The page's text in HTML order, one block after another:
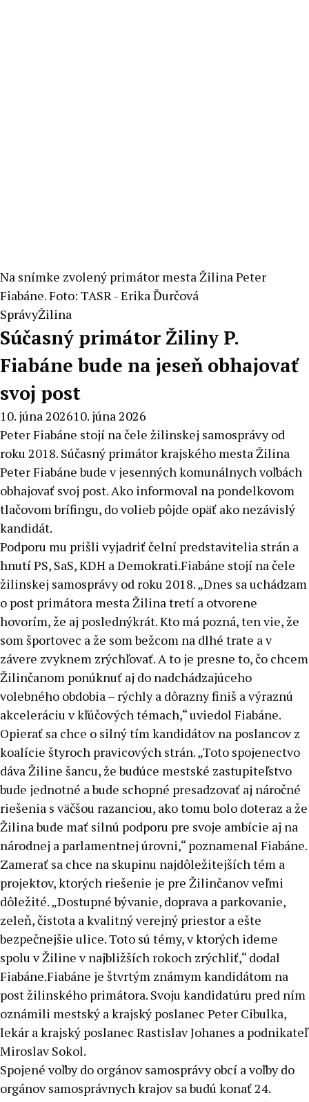
Na snímke zvolený primátor mesta Žilina Peter
Fiabáne. Foto: TASR - Erika Ďurčová
SprávyŽilina
Súčasný primátor Žiliny P.
Fiabáne bude na jeseň obhajovať
svoj post
10. júna 202610. júna 2026
Peter Fiabáne stojí na čele žilinskej samosprávy od
roku 2018. Súčasný primátor krajského mesta Žilina
Peter Fiabáne bude v jesenných komunálnych voľbách
obhajovať svoj post. Ako informoval na pondelkovom
tlačovom brífingu, do volieb pôjde opäť ako nezávislý
kandidát.
Podporu mu prišli vyjadriť čelní predstavitelia strán a
hnutí PS, SaS, KDH a Demokrati.Fiabáne stojí na čele
žilinskej samosprávy od roku 2018. „Dnes sa uchádzam
o post primátora mesta Žilina tretí a otvorene
hovorím, že aj poslednýkrát. Kto má pozná, ten vie, že
som športovec a že som bežcom na dlhé trate a v
závere zvyknem zrýchľovať. A to je presne to, čo chcem
Žilinčanom ponúknuť aj do nadchádzajúceho
volebného obdobia – rýchly a dôrazny finiš a výraznú
akceleráciu v kľúčových témach,“ uviedol Fiabáne.
Opierať sa chce o silný tím kandidátov na poslancov z
koalície štyroch pravicových strán. „Toto spojenectvo
dáva Žiline šancu, že budúce mestské zastupiteľstvo
bude jednotné a bude schopné presadzovať aj náročné
riešenia s väčšou razanciou, ako tomu bolo doteraz a že
Žilina bude mať silnú podporu pre svoje ambície aj na
národnej a parlamentnej úrovni,“ poznamenal Fiabáne.
Zamerať sa chce na skupinu najdôležitejších tém a
projektov, ktorých riešenie je pre Žilinčanov veľmi
dôležité. „Dostupné bývanie, doprava a parkovanie,
zeleň, čistota a kvalitný verejný priestor a ešte
bezpečnejšie ulice. Toto sú témy, v ktorých ideme
spolu v Žiline v najbližších rokoch zrýchliť,“ dodal
Fiabáne.Fiabáne je štvrtým známym kandidátom na
post žilinského primátora. Svoju kandidatúru pred ním
oznámili mestský a krajský poslanec Peter Cibulka,
lekár a krajský poslanec Rastislav Johanes a podnikateľ
Miroslav Sokol.
Spojené voľby do orgánov samosprávy obcí a voľby do
orgánov samosprávnych krajov sa budú konať 24.